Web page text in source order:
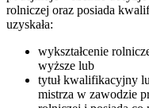
rolniczej oraz posiada
uzyskała:
wykształcenie
wyższe lub
tytuł kwalifikacyjny
mistrza w zawodzie